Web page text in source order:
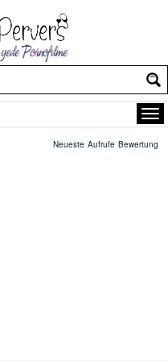
Neueste Aufrufe Bewertung